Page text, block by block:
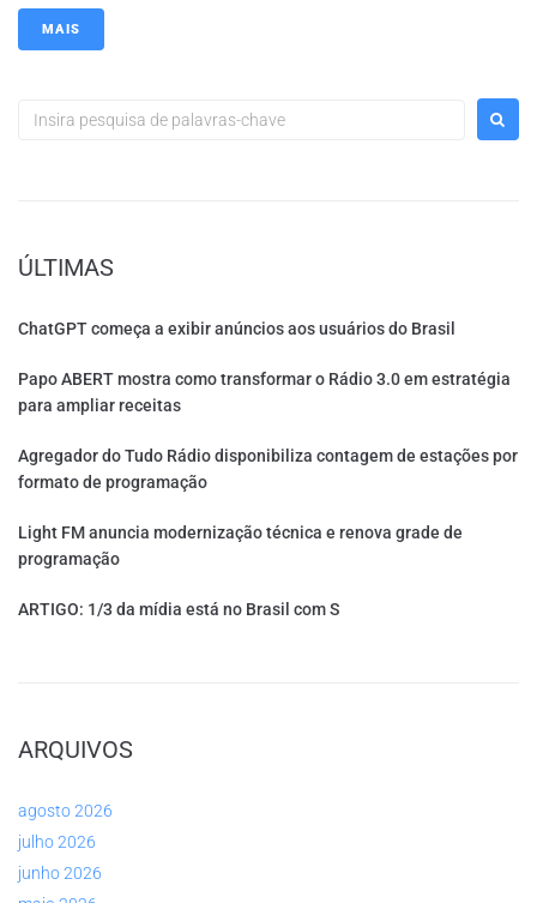
MAIS
ÚLTIMAS
ChatGPT começa a exibir anúncios aos usuários do Brasil
Papo ABERT mostra como transformar o Rádio 3.0 em estratégia
para ampliar receitas
Agregador do Tudo Rádio disponibiliza contagem de estações por
formato de programação
Light FM anuncia modernização técnica e renova grade de
programação
ARTIGO: 1/3 da mídia está no Brasil com S
ARQUIVOS
agosto 2026
julho 2026
junho 2026